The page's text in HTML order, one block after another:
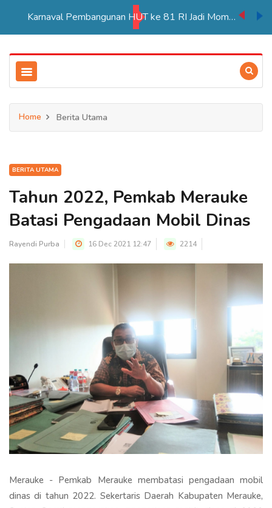
Karnaval Pembangunan HUT ke 81 RI Jadi Momentum Perkuat Persatuan di Merauke
Home Berita Utama
BERITA UTAMA
Tahun 2022, Pemkab Merauke
Batasi Pengadaan Mobil Dinas
Rayendi Purba 16 Dec 2021 12:47 2214
Merauke - Pemkab Merauke membatasi pengadaan mobil
dinas di tahun 2022. Sekertaris Daerah Kabupaten Merauke,